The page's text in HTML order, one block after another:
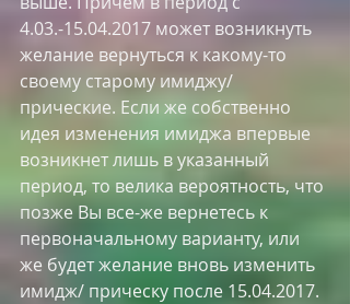
4.03.-15.04.2017 может возникнуть
желание вернуться к какому-то
своему старому имиджу/
прические. Если же собственно
идея изменения имиджа впервые
возникнет лишь в указанный
период, то велика вероятность, что
позже Вы все-же вернетесь к
первоначальному варианту, или
же будет желание вновь изменить
имидж/ прическу после 15.04.2017. ​